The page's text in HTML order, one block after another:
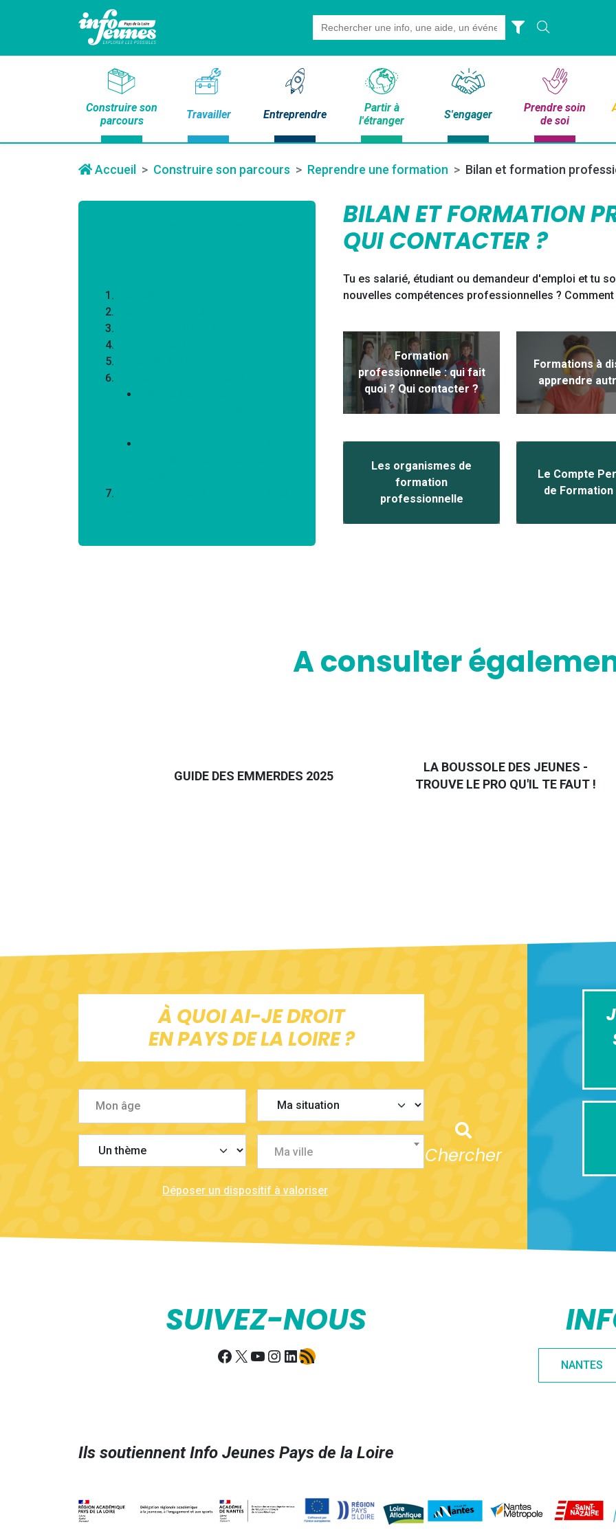
Search
for:
Construire son
parcours
Travailler Entreprendre
Partir à
l'étranger
S'engager
Prendre soin
de soi
Accueil Construire son parcours Reprendre une formation Bilan et formation
BILAN ET FORMATION
QUI CONTACTER ?
Tu es salarié, étudiant ou demandeur d'emploi et tu
nouvelles compétences professionnelles ?
Formation
professionnelle : qui fait
quoi ? Qui contacter ?
Formations à
apprendre
Les organismes de
formation
professionnelle
Le Compte
de Formation
A consulter
GUIDE DES EMMERDES 2025
LA BOUSSOLE DES JEUNES -
TROUVE LE PRO QU'IL TE FAUT !
À QUOI AI-JE DROIT
EN PAYS DE LA LOIRE ?
Ma ville Chercher
Déposer un dispositif à valoriser
SUIVEZ-NOUS
Facebook
X YouTube
Instagram
LinkedIn
Flux RSS NANTES
Ils soutiennent Info Jeunes Pays de la Loire